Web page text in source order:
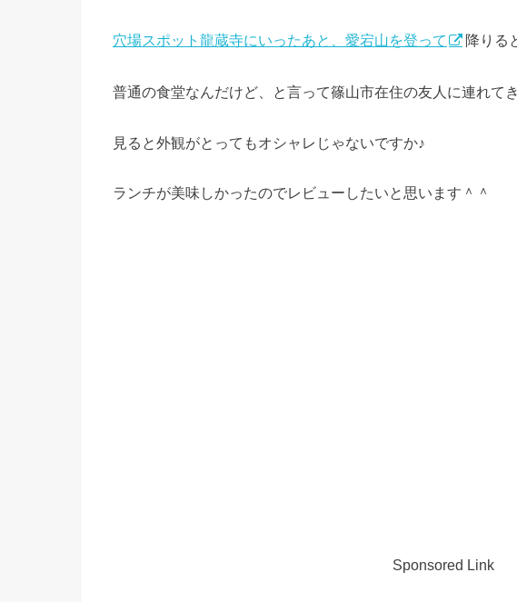
穴場スポット龍蔵寺にいったあと、愛宕山を登って 降りる
普通の食堂なんだけど、と言って篠山市在住の友人に連れて
見ると外観がとってもオシャレじゃないですか♪
ランチが美味しかったのでレビューしたいと思います＾＾
Sponsored Link